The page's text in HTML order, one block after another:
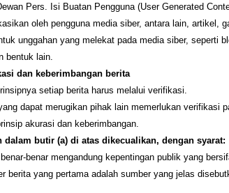
Pers. Isi Buatan Pengguna (User Generated
oleh pengguna media siber, antara lain, artikel,
unggahan yang melekat pada media siber, seperti
bentuk lain.
dan keberimbangan berita
setiap berita harus melalui verifikasi.
dapat merugikan pihak lain memerlukan verifikasi
akurasi dan keberimbangan.
dalam butir (a) di atas dikecualikan, dengan syarat:
benar mengandung kepentingan publik yang
berita yang pertama adalah sumber yang jelas